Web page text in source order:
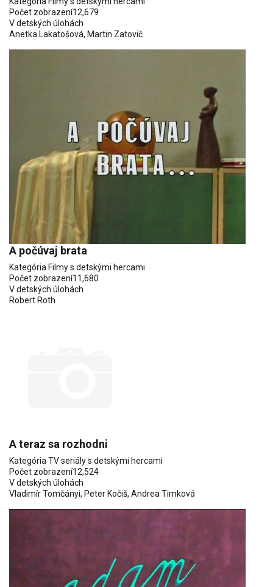
Počet zobrazení12,679
V detských úlohách
Anetka Lakatošová, Martin Zatovič
A počúvaj brata
Kategória Filmy s detskými hercami
Počet zobrazení11,680
V detských úlohách
Robert Roth
A teraz sa rozhodni
KategóriaTV seriály s detskými hercami
Počet zobrazení12,524
V detských úlohách
Vladimír Tomčányi, Peter Kočiš, Andrea Timková